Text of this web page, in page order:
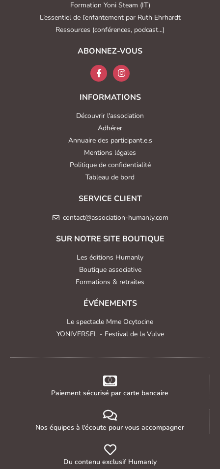
Formation Yoni Steam (IT)
L’essentiel de l’enfantement par Ruth Ehrhardt
Ressources (conférences, podcast...)
ABONNEZ-VOUS
INFORMATIONS
Découvrir l'association
Adhérer
Annuaire des participant.e.s
Mentions légales
Politique de confidentialité
Tableau de bord
SERVICE CLIENT
contact@association-humanly.com
SUR NOTRE SITE BOUTIQUE
Les éditions Humanly
Boutique associative
Formations & retraites
ÉVÉNEMENTS
Le spectacle Mme Ocytocine
YONIVERSEL - Festival de la Vulve
Paiement sécurisé par carte bancaire
Nos équipes à l'écoute pour vous accompagner
Du contenu exclusif Humanly